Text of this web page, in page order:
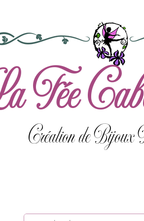
Fée
Création de Bijoux